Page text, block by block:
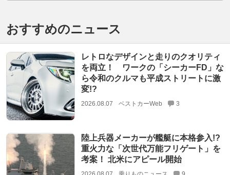
おすすめのニュース
レトロなデザインと走りのクオリティ
を両立！ ワークの「シーカーFD」な
ら令和のクルマも平成ストリートに激
変!?
2026.08.07 ベストカーWeb 3
陸上兵器メーカーが艦艇に本格参入!?
重火力な「次世代万能フリゲート」を
考案！ 北米にアピール開始